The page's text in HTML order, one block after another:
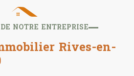
NOTRE ENTREPRISE
Rives-en-